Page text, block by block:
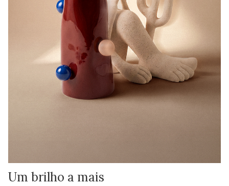
Um brilho a mais